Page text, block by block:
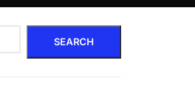
SEARCH